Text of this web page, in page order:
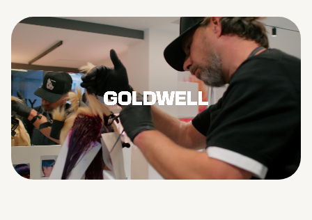
Loaded
0%
Progress:
0%
Remaining